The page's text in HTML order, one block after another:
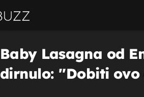
Baby Lasagna od
dirnulo: ''Dobiti ovo